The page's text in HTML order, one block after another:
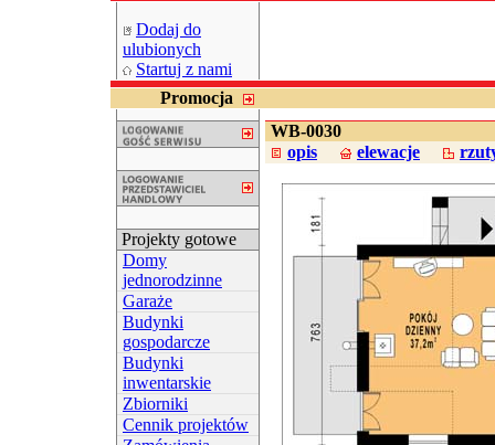
Dodaj do
ulubionych
Startuj z nami
Promocja
Projekty gotowe
Domy
jednorodzinne
Garaże
Budynki
gospodarcze
Budynki
inwentarskie
Zbiorniki
Cennik projektów
WB-0030
opis
elewacje